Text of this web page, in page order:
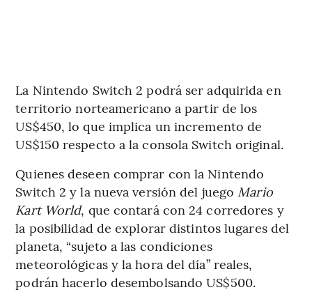
La Nintendo Switch 2 podrá ser adquirida en
territorio norteamericano a partir de los
US$450, lo que implica un incremento de
US$150 respecto a la consola Switch original.
Quienes deseen comprar con la Nintendo
Switch 2 y la nueva versión del juego Mario
Kart World, que contará con 24 corredores y
la posibilidad de explorar distintos lugares del
planeta, “sujeto a las condiciones
meteorológicas y la hora del día” reales,
podrán hacerlo desembolsando US$500.